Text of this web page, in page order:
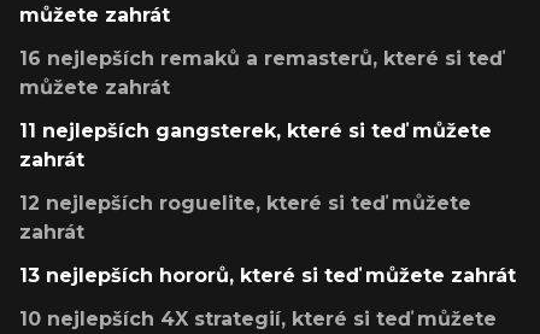
můžete zahrát
16 nejlepších remaků a remasterů, které si teď
můžete zahrát
11 nejlepších gangsterek, které si teď můžete
zahrát
12 nejlepších roguelite, které si teď můžete
zahrát
13 nejlepších hororů, které si teď můžete zahrát
10 nejlepších 4X strategií, které si teď můžete